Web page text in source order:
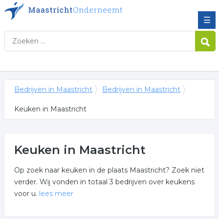
☰
Bedrijven in Maastricht Bedrijven in Maastricht
Keuken in Maastricht
Keuken in Maastricht
Op zoek naar keuken in de plaats Maastricht? Zoek niet
verder. Wij vonden in totaal 3 bedrijven over keukens
voor u. lees meer